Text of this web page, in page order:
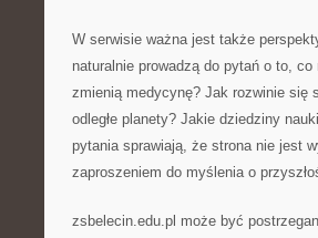
W serwisie ważna jest także
naturalnie prowadzą do pytań o to,
zmienią medycynę? Jak rozwinie się
odległe planety? Jakie dziedziny
pytania sprawiają, że strona nie jest
zaproszeniem do myślenia o
zsbelecin.edu.pl może być